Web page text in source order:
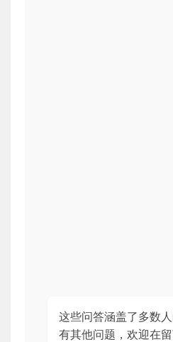
这些问答涵盖了多数
有其他问题，欢迎在